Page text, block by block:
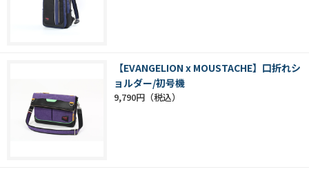
【EVANGELION x MOUSTACHE】口折れシ
ョルダー/初号機
9,790円